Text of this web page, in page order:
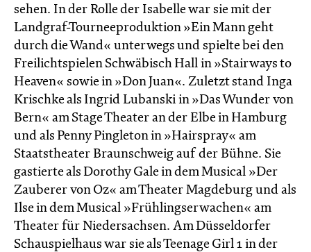
sehen. In der Rolle der Isabelle war sie mit der
Landgraf-Tourneeproduktion »Ein Mann geht
durch die Wand« unterwegs und spielte bei den
Freilichtspielen Schwäbisch Hall in »Stairways to
Heaven« sowie in »Don Juan«. Zuletzt stand Inga
Krischke als Ingrid Lubanski in »Das Wunder von
Bern« am Stage Theater an der Elbe in Hamburg
und als Penny Pingleton in »Hairspray« am
Staatstheater Braunschweig auf der Bühne. Sie
gastierte als Dorothy Gale in dem Musical »Der
Zauberer von Oz« am Theater Magdeburg und als
Ilse in dem Musical »Frühlingserwachen« am
Theater für Niedersachsen. Am Düsseldorfer
Schauspielhaus war sie als Teenage Girl 1 in der